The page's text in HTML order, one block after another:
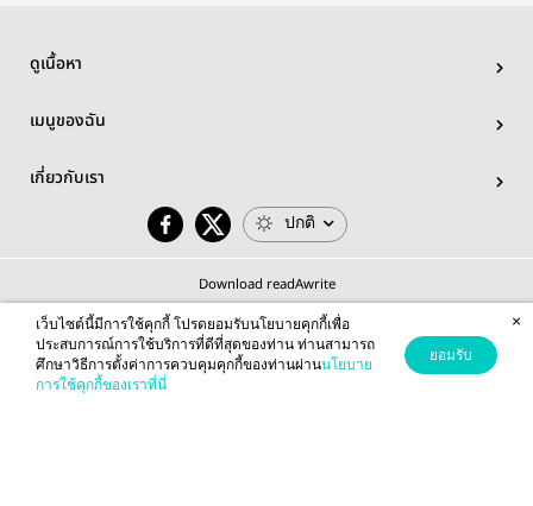
ดูเนื้อหา
เมนูของฉัน
เกี่ยวกับเรา
ปกติ
Download readAwrite
© 2026 readAwrite.com by MEB Corporation Public Company Limited
This site is protected by reCAPTCHA and the Google
เว็บไซต์นี้มีการใช้คุกกี้ โปรดยอมรับนโยบายคุกกี้เพื่อ
ประสบการณ์การใช้บริการที่ดีที่สุดของท่าน ท่านสามารถ
ศึกษาวิธีการตั้งค่าการควบคุมคุกกี้ของท่านผ่านนโยบาย
การใช้คุกกี้ของเราที่นี่
ยอมรับ
×